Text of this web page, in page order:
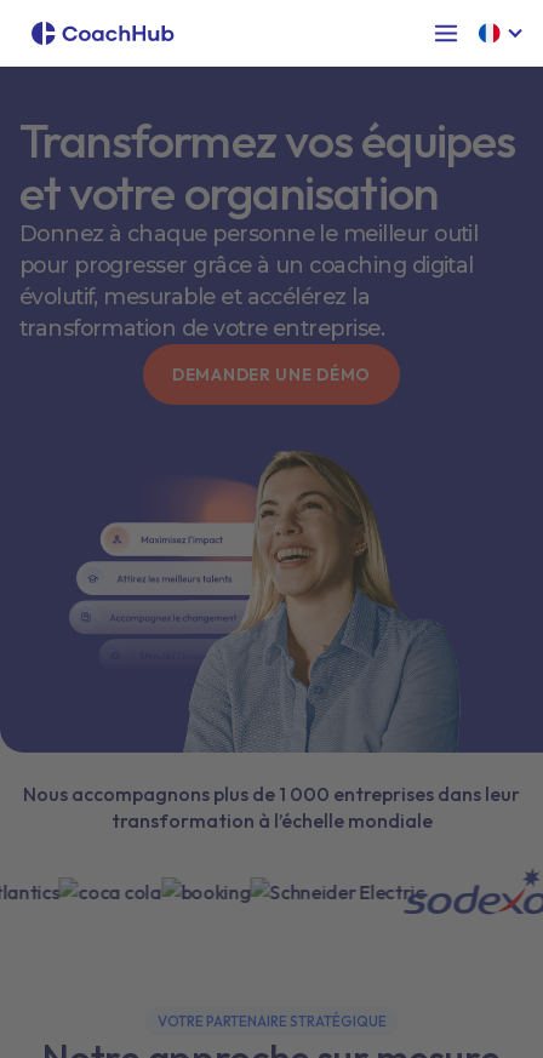
Transformez vos équipes
et votre organisation
Donnez à chaque personne le meilleur outil
pour progresser grâce à un coaching digital
évolutif, mesurable et accélérez la
transformation de votre entreprise.
DEMANDER UNE DÉMO
Nous accompagnons plus de 1 000 entreprises dans leur
transformation à l’échelle mondiale
VOTRE PARTENAIRE STRATÉGIQUE